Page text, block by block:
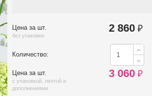
Цена за шт.
без упаковки
2 860 ₽
Количество:
Цена за шт.
с упаковкой, лентой и
дополнениями
3 060 ₽